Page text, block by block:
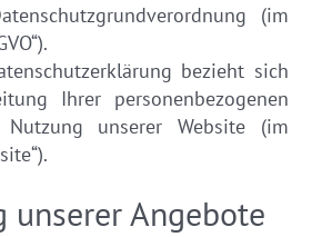
(im
bezieht sich
Ihrer personenbezogenen
unserer Website (im
unserer Angebote